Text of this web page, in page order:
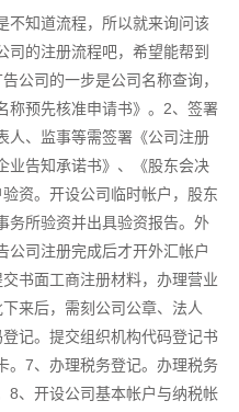
不知道流程，所以就来询问该
司的注册流程吧，希望能帮到
公司的一步是公司名称查询，
称预先核准申请书》。2、签署
人、监事等需签署《公司注册
业告知承诺书》、《股东会决
资。开设公司临时帐户，股东
务所验资并出具验资报告。外
公司注册完成后才开外汇帐户
书面工商注册材料，办理营业
来后，需刻公司公章、法人
记。提交组织机构代码登记书
。7、办理税务登记。办理税务
8、开设公司基本帐户与纳税帐